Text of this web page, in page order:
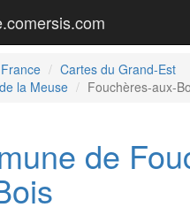
Cartes du Grand-Est
la Meuse
Fouchères-aux-
de